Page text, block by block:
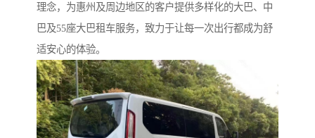
理念，为惠州及周边地区的客户提供多样化的大巴、中
巴及55座大巴租车服务，致力于让每一次出行都成为舒
适安心的体验。